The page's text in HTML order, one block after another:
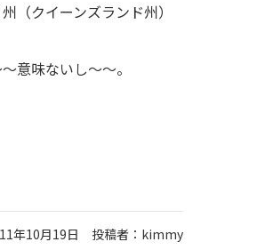
（クイーンズランド州）
意味ないし〜〜。
年10月19日 投稿者：kimmy